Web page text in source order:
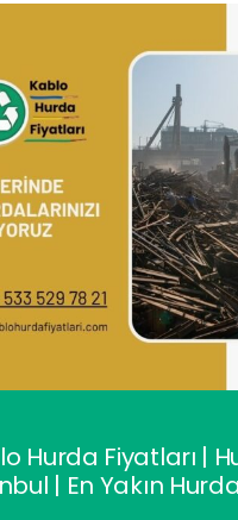
Hurda Fiyatları |
| En Yakın